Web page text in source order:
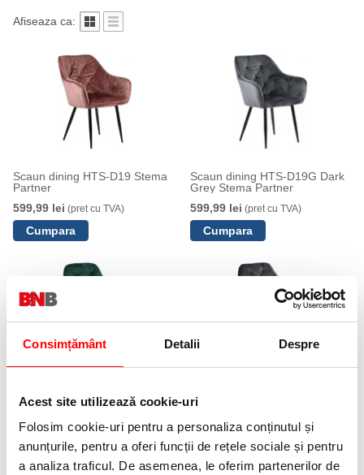
Consimțământ Detalii Despre
Acest site utilizează cookie-uri
Folosim cookie-uri pentru a personaliza conținutul și
anunțurile, pentru a oferi funcții de rețele sociale și pentru
a analiza traficul. De asemenea, le oferim partenerilor de
Afiseaza ca:
Scaun dining HTS-D19 Stema
Partner
599,99 lei (pret cu TVA)
Scaun dining HTS-D19G Dark
Grey Stema Partner
599,99 lei (pret cu TVA)
Stema partner
Stema partner